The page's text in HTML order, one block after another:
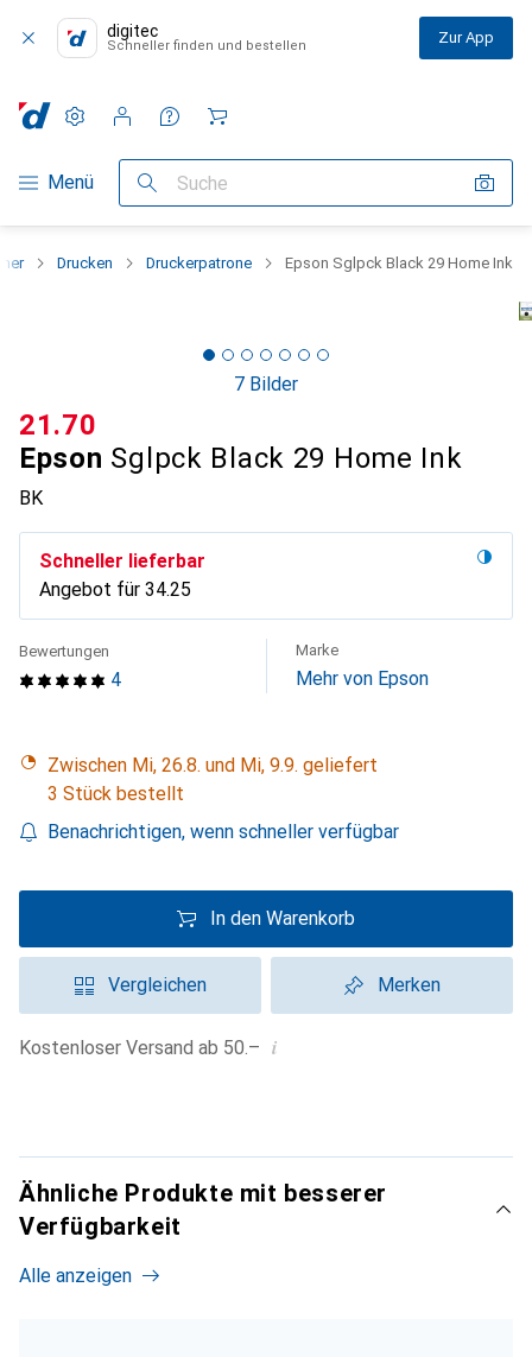
digitec
Schneller finden und bestellen Zur App
Navigation nach Kategorien
Menü Suche
Einstellungen
Kundenkonto
Vergleichslisten
Merklisten
Warenkorb
Drucken Druckerpatrone Epson Sglpck Black 29 Home Ink
7 Bilder
Epson Sglpck Black 29 Home Ink
BK
CHF
21.70
Schneller lieferbar
Angebot für CHF
34.25
4
Bewertungen Marke
Mehr von Epson
Zwischen Mi, 26.8. und Mi, 9.9. geliefert
3 Stück bestellt
Benachrichtigen, wenn schneller verfügbar
In den Warenkorb
Vergleichen Merken
Kostenloser Versand ab 50.– i
Ähnliche Produkte mit besserer
Verfügbarkeit
Alle anzeigen